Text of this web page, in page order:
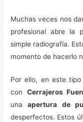
Muchas veces nos
profesional abre la
simple radiografía.
momento de hacerlo
Por ello, en este
con Cerrajeros
unaapertura de
desperfectos. Estos